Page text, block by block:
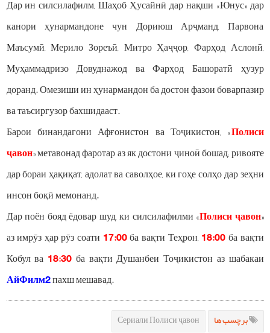
Дар ин силсилафилм, Шаҳоб Ҳусайнӣ дар нақши «Юнус» дар
канори ҳунармандоне чун Дориюш Арҷманд, Парвона
Маъсумӣ, Мерило Зореъӣ, Митро Ҳаҷҷор, Фарҳод Аслонӣ,
Муҳаммадризо Довуднажод ва Фарҳод Башоратӣ ҳузур
доранд. Омезиши ин ҳунармандон ба достон фазои боварпазир
ва таъсиргузор бахшидааст.
Барои бинандагони Афғонистон ва Тоҷикистон, «Полиси
ҷавон» метавонад фаротар аз як достони ҷиноӣ бошад; ривояте
дар бораи ҳақиқат, адолат ва саволҳое, ки гоҳе солҳо дар зеҳни
инсон боқӣ мемонанд.
Дар поён бояд ёдовар шуд, ки силсилафилми «Полиси ҷавон»
аз имрӯз ҳар рӯз соати 17:00ба вақти Теҳрон,18:00ба вақти
Кобул ва 18:30 ба вақти Душанбеи Тоҷикистон аз шабакаи
АйФилм2пахш мешавад.
برچسب ها Сериали Полиси ҷавон